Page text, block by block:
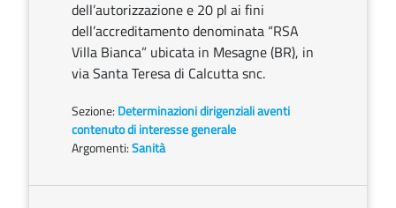
dell’autorizzazione e 20 pl ai fini
dell’accreditamento denominata “RSA
Villa Bianca” ubicata in Mesagne (BR), in
via Santa Teresa di Calcutta snc.
Sezione: Determinazioni dirigenziali aventi
contenuto di interesse generale
Argomenti:Sanità